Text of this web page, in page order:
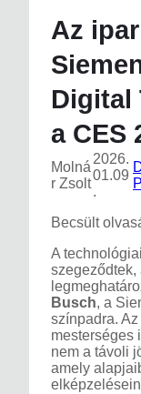
Az
Digital
a CES
Molná
R Zsolt
2026.
01.09
.
Becsült
A
Busch, a
színpadra.
mesterséges
nem a távoli
amely